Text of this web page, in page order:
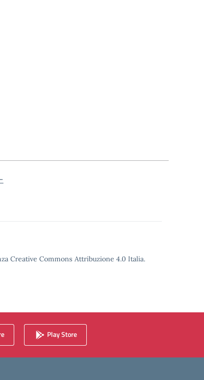
Creative Commons Attribuzione 4.0 Italia.
Play Store